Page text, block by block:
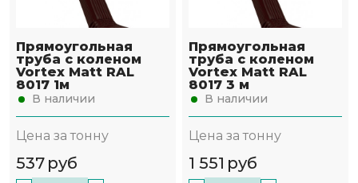
Прямоугольная
труба с коленом
Vortex Matt RAL
8017 1м
В наличии
Цена за тонну
537 руб
Прямоугольная
труба с коленом
Vortex Matt RAL
8017 3 м
В наличии
Цена за тонну
1 551 руб